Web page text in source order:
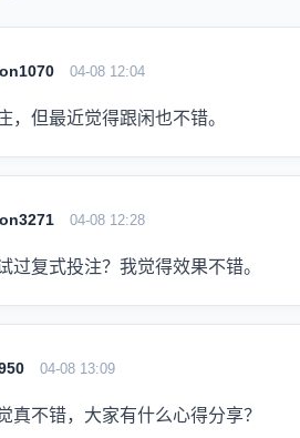
04-08 12:04
，但最近觉得跟闲也不错。
04-08 12:28
过复式投注？我觉得效果不错。
04-08 13:09
真不错，大家有什么心得分享？